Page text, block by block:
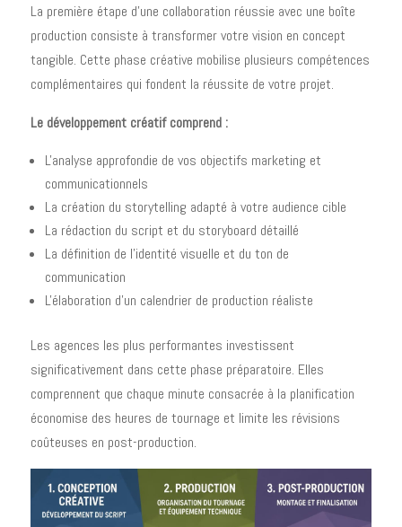
La première étape d'une collaboration réussie avec une boîte
production consiste à transformer votre vision en concept
tangible. Cette phase créative mobilise plusieurs compétences
complémentaires qui fondent la réussite de votre projet.
Le développement créatif comprend :
L'analyse approfondie de vos objectifs marketing et
communicationnels
La création du storytelling adapté à votre audience cible
La rédaction du script et du storyboard détaillé
La définition de l'identité visuelle et du ton de
communication
L'élaboration d'un calendrier de production réaliste
Les agences les plus performantes investissent
significativement dans cette phase préparatoire. Elles
comprennent que chaque minute consacrée à la planification
économise des heures de tournage et limite les révisions
coûteuses en post-production.